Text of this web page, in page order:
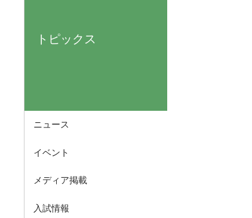
トピックス
ニュース
イベント
メディア掲載
入試情報